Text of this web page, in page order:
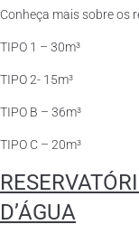
Conheça mais sobre os
TIPO 1 – 30m³
TIPO 2- 15m³
TIPO B – 36m³
TIPO C – 20m³
D’ÁGUA